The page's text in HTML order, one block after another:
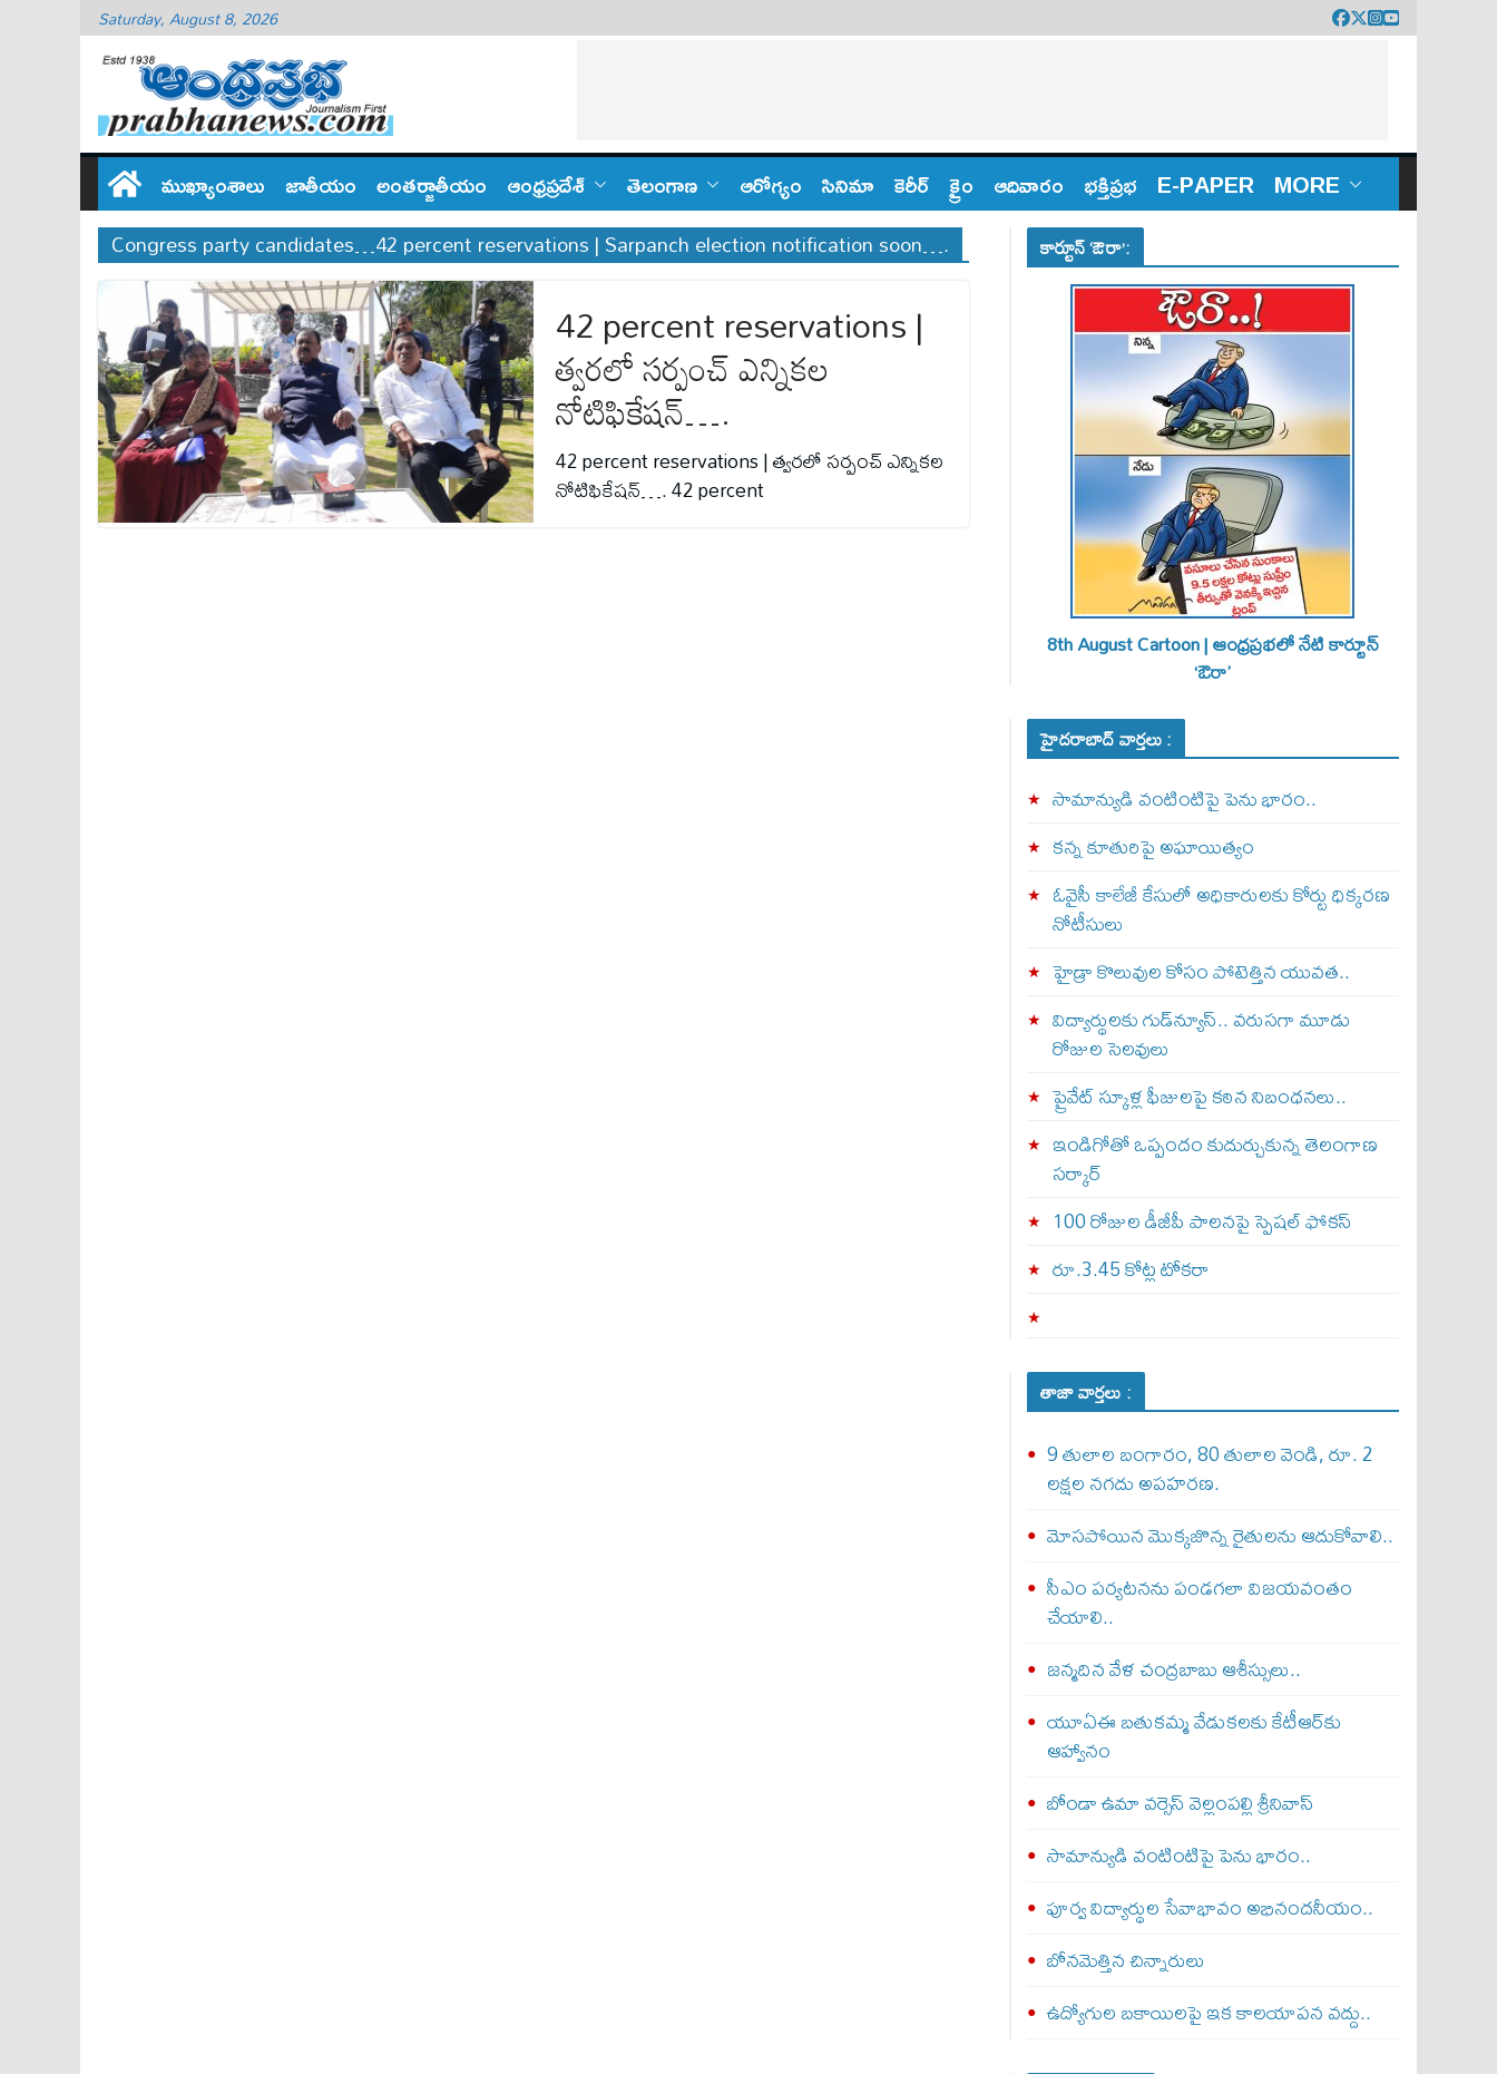
Saturday, August 8, 2026
ముఖ్యాంశాలు జాతీయం అంతర్జాతీయం ఆంధ్ర‌ప్ర‌దేశ్ తెలంగాణ‌ ఆరోగ్యం సినిమా కెరీర్ క్రైం ఆదివారం భక్తిప్రభ E-PAPER MORE
Congress party candidates…42 percent reservations | Sarpanch election notification soon….
42 percent reservations |
త్వ‌ర‌లో సర్పంచ్ ఎన్నికల
నోటిఫికేషన్….
42 percent reservations | త్వ‌ర‌లో సర్పంచ్ ఎన్నికల
నోటిఫికేషన్…. 42 percent
కార్టూన్ ‘ఔరా’:
8th August Cartoon | ఆంధ్రప్రభలో నేటి కార్టూన్
‘ఔరా’
హైదరాబాద్ వార్తలు :
సామాన్యుడి వంటింటిపై పెను భారం..
కన్న కూతురిపై అఘాయిత్యం
ఓవైసీ కాలేజీ కేసులో అధికారులకు కోర్టు ధిక్కరణ
నోటీసులు
హైడ్రా కొలువుల కోసం పోటెత్తిన యువత..
విద్యార్థులకు గుడ్‌న్యూస్.. వరుసగా మూడు
రోజుల సెలవులు
ప్రైవేట్ స్కూళ్ల ఫీజులపై కఠిన నిబంధనలు..
ఇండిగోతో ఒప్పందం కుదుర్చుకున్న తెలంగాణ
స‌ర్కార్
100 రోజుల డీజీపీ పాలనపై స్పెషల్ ఫోకస్
రూ.3.45 కోట్ల టోకరా
తాజా వార్తలు :
9 తులాల బంగారం, 80 తులాల వెండి, రూ. 2
లక్షల నగదు అపహరణ.
మోసపోయిన మొక్కజొన్న రైతులను ఆదుకోవాలి..
సీఎం పర్యటనను పండగలా విజయవంతం
చేయాలి..
జన్మదిన వేళ చంద్రబాబు ఆశీస్సులు..
యూఏఈ బతుకమ్మ వేడుకలకు కేటీఆర్‌కు
ఆహ్వానం
బోండా ఉమా వర్సెస్ వెల్లంపల్లి శ్రీనివాస్‌
సామాన్యుడి వంటింటిపై పెను భారం..
పూర్వ విద్యార్థుల సేవాభావం అభినందనీయం..
బోన‌మెత్తిన చిన్నారులు
ఉద్యోగుల బకాయిలపై ఇక కాలయాపన వద్దు..